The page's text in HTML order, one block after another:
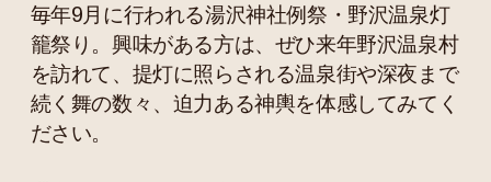
毎年9月に行われる湯沢神社例祭・野沢温泉灯
籠祭り。興味がある方は、ぜひ来年野沢温泉村
を訪れて、提灯に照らされる温泉街や深夜まで
続く舞の数々、迫力ある神輿を体感してみてく
ださい。